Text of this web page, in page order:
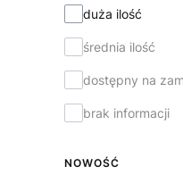
duża ilość
średnia ilość
dostępny na
brak informacji
NOWOŚĆ